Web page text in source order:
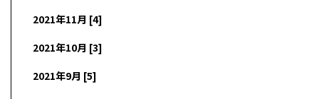
2021年11月 [4]
2021年10月 [3]
2021年9月 [5]